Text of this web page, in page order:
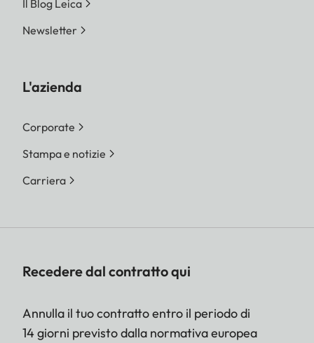
Il Blog Leica
Newsletter
L'azienda
Corporate
Stampa e notizie
Carriera
Recedere dal contratto qui
Annulla il tuo contratto entro il periodo di
14 giorni previsto dalla normativa europea